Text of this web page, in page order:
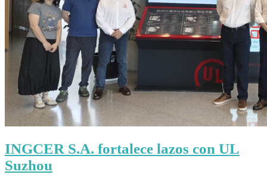
INGCER S.A. fortalece lazos con UL
Suzhou